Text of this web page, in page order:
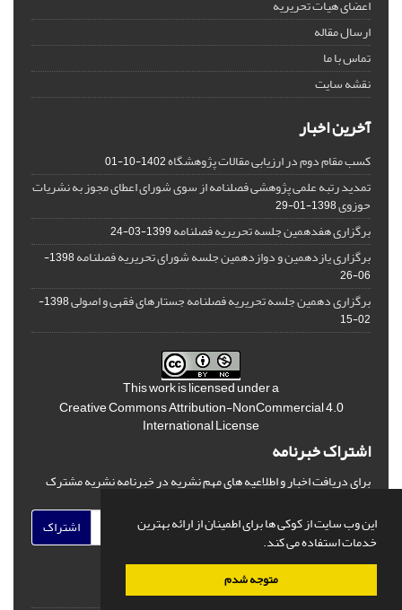
این وب سایت از کوکی ها برای اطمینان از ارائه بهترین
خدمات استفاده می کند.
متوجه شدم
اعضای هیات تحریریه
ارسال مقاله
تماس با ما
نقشه سایت
آخرین اخبار
کسب مقام دوم در ارزیابی مقالات پژوهشگاه1402-10-01
تمدید رتبه علمی پژوهشی فصلنامه از سوی شورای اعطای مجوز به نشریات
حوزوی1398-01-29
برگزاری هفدهمین جلسه تحریریه فصلنامه1399-03-24
برگزاری یازدهمین و دوازدهمین جلسه شورای تحریریه فصلنامه
1398-
06-26
برگزاری دهمین جلسه تحریریه فصلنامه جستارهای فقهی و اصولی
1398-
02-15
This work is licensed under a
Creative Commons Attribution-NonCommercial 4.0
International License
اشتراک خبرنامه
برای دریافت اخبار و اطلاعیه های مهم نشریه در خبرنامه نشریه مشترک
اشتراک